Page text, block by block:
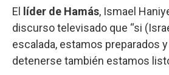
El líder de Hamás, Ismael
discurso televisado que “si
escalada, estamos preparados
detenerse también estamos